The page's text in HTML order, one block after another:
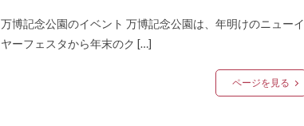
万博記念公園のイベント 万博記念公園は、年明けのニューイ
ヤーフェスタから年末のク […]
ページを見る